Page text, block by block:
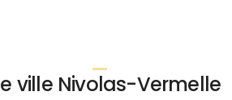
ville Nivolas-Vermelle